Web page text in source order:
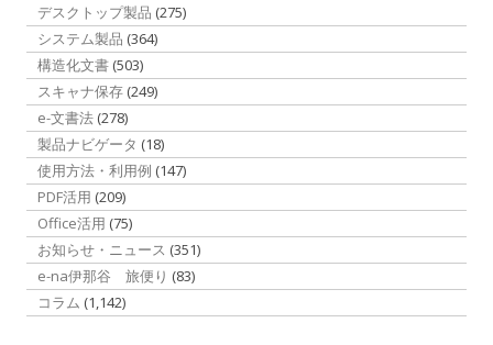
デスクトップ製品 (275)
システム製品 (364)
構造化文書 (503)
スキャナ保存 (249)
e-文書法 (278)
製品ナビゲータ (18)
使用方法・利用例 (147)
PDF活用 (209)
Office活用 (75)
お知らせ・ニュース (351)
e-na伊那谷 旅便り (83)
コラム (1,142)